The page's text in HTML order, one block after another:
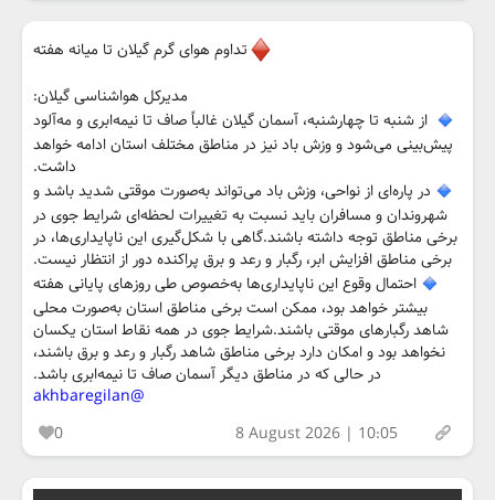
تداوم هوای گرم گیلان تا میانه هفته
مدیرکل هواشناسی گیلان:
از شنبه تا چهارشنبه، آسمان گیلان غالباً صاف تا نیمه‌ابری و مه‌آلود
پیش‌بینی می‌شود و وزش باد نیز در مناطق مختلف استان ادامه خواهد
داشت.
در پاره‌ای از نواحی، وزش باد می‌تواند به‌صورت موقتی شدید باشد و
شهروندان و مسافران باید نسبت به تغییرات لحظه‌ای شرایط جوی در
برخی مناطق توجه داشته باشند.گاهی با شکل‌گیری این ناپایداری‌ها، در
برخی مناطق افزایش ابر، رگبار و رعد و برق پراکنده دور از انتظار نیست.
احتمال وقوع این ناپایداری‌ها به‌خصوص طی روزهای پایانی هفته
بیشتر خواهد بود، ممکن است برخی مناطق استان به‌صورت محلی
شاهد رگبارهای موقتی باشند.شرایط جوی در همه نقاط استان یکسان
نخواهد بود و امکان دارد برخی مناطق شاهد رگبار و رعد و برق باشند،
در حالی که در مناطق دیگر آسمان صاف تا نیمه‌ابری باشد.
@akhbaregilan
0
8 August 2026 | 10:05